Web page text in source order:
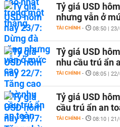
Tỷ giá USD
nhưng vẫn ở
TÀI CHÍNH - 08:50 |
Tỷ giá USD
nhu cầu trú ẩn
TÀI CHÍNH - 08:05 |
Tỷ giá USD
cầu trú ẩn an
TÀI CHÍNH - 08:10 |